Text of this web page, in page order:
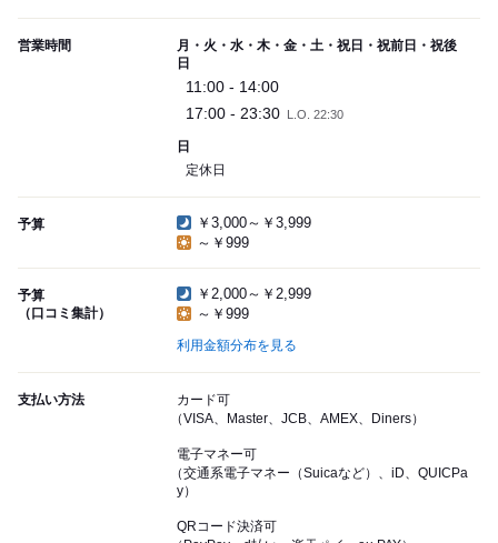
営業時間
月・火・水・木・金・土・祝日・祝前日・祝後
日
11:00 - 14:00
17:00 - 23:30 L.O. 22:30
日
定休日
予算
￥3,000～￥3,999
～￥999
予算
（口コミ集計）
￥2,000～￥2,999
～￥999
利用金額分布を見る
支払い方法
カード可
（VISA、Master、JCB、AMEX、Diners）
電子マネー可
（交通系電子マネー（Suicaなど）、iD、QUICPa
y）
QRコード決済可